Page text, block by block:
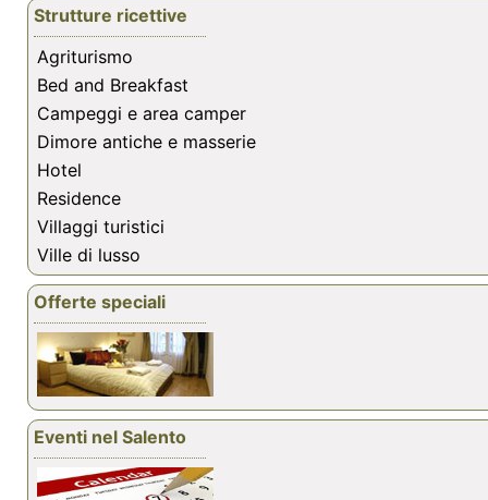
Strutture ricettive
Agriturismo
Bed and Breakfast
Campeggi e area camper
Dimore antiche e masserie
Hotel
Residence
Villaggi turistici
Ville di lusso
Offerte speciali
Eventi nel Salento